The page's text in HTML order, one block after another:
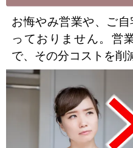
お悔やみ営業や、ご
っておりません。営
で、その分コストを削